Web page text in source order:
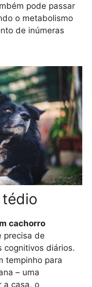
pode passar
o metabolismo
de inúmeras
cachorro
precisa de
cognitivos diários.
tempinho para
– uma
a casa, o